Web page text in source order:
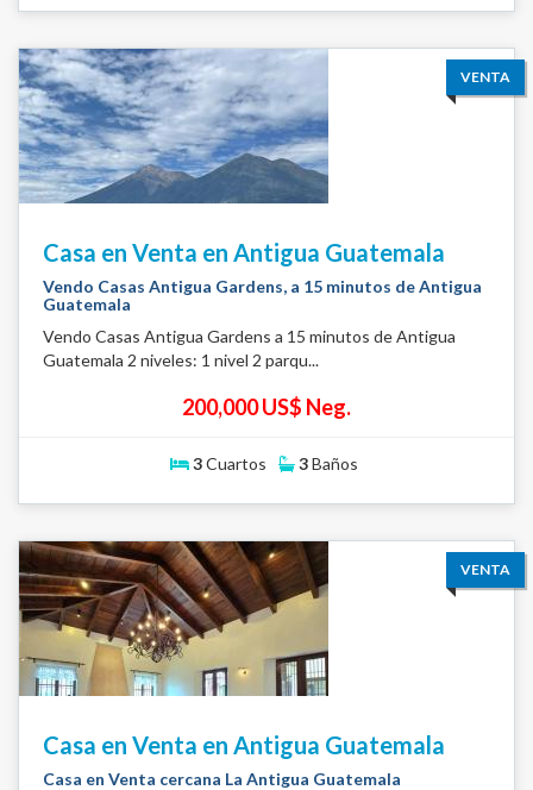
VENTA
Casa en Venta en Antigua Guatemala
Vendo Casas Antigua Gardens, a 15 minutos de Antigua
Guatemala
Vendo Casas Antigua Gardens a 15 minutos de Antigua
Guatemala 2 niveles: 1 nivel 2 parqu...
200,000 US$ Neg.
3Cuartos 3Baños
VENTA
Casa en Venta en Antigua Guatemala
Casa en Venta cercana La Antigua Guatemala